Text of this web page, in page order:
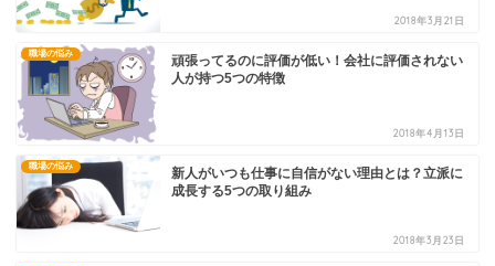
2018年3月21日
職場の悩み
頑張ってるのに評価が低い！会社に評価されない
人が持つ5つの特徴
2018年4月13日
職場の悩み
新人がいつも仕事に自信がない理由とは？立派に
成長する5つの取り組み
2018年3月23日